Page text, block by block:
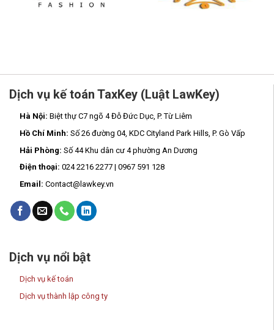
Dịch vụ kế toán TaxKey (Luật LawKey)
Hà Nội: Biệt thự C7 ngõ 4 Đỗ Đức Dục, P. Từ Liêm
Hồ Chí Minh: Số 26 đường 04, KDC Cityland Park Hills, P. Gò Vấp
Hải Phòng: Số 44 Khu dân cư 4 phường An Dương
Điện thoại: 024 2216 2277 | 0967 591 128
Email: Contact@lawkey.vn
Dịch vụ nổi bật
Dịch vụ kế toán
Dịch vụ thành lập công ty